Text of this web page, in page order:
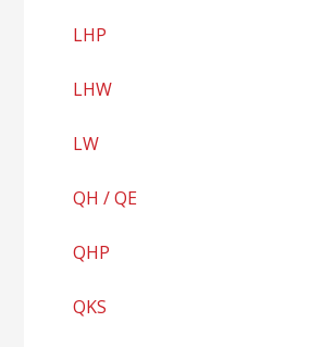
LHP
LHW
LW
QH / QE
QHP
QKS